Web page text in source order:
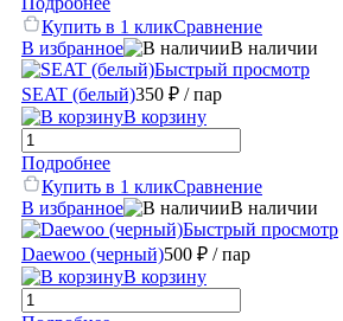
Купить в 1 кликСравнение
В избранное
В наличии
Быстрый просмотр
SEAT (белый)350 ₽ / пар
В корзину
Подробнее
Купить в 1 кликСравнение
В избранное
В наличии
Быстрый просмотр
Daewoo (черный)500 ₽ / пар
В корзину